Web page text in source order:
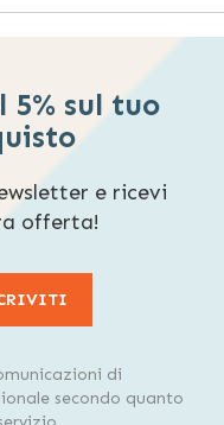
5% sul tuo
e ricevi
offerta!
di
secondo quanto